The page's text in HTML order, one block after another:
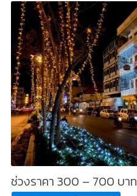
ช่วงราคา 300 – 700 บาท